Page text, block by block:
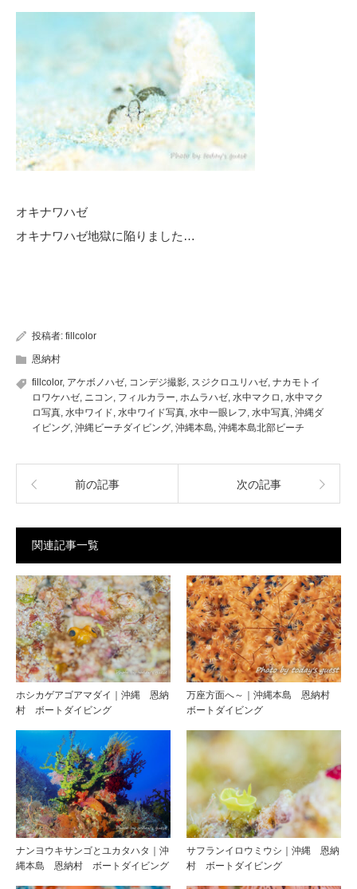
オキナワハゼ
オキナワハゼ地獄に陥りました…
投稿者: fillcolor
恩納村
fillcolor, アケボノハゼ コンデジ撮影 スジクロユリハゼ ナカモトイ
ロワケハゼ ニコン フィルカラー ホムラハゼ 水中マクロ 水中マク
ロ写真 水中ワイド 水中ワイド写真 水中一眼レフ 水中写真 沖縄ダ
イビング 沖縄ビーチダイビング 沖縄本島 沖縄本島北部ビーチ
前の記事 次の記事
関連記事一覧
ホシカゲアゴアマダイ｜沖縄 恩納
村 ボートダイビング
万座方面へ～｜沖縄本島 恩納村
ボートダイビング
ナンヨウキサンゴとユカタハタ｜沖
縄本島 恩納村 ボートダイビング
サフランイロウミウシ｜沖縄 恩納
村 ボートダイビング